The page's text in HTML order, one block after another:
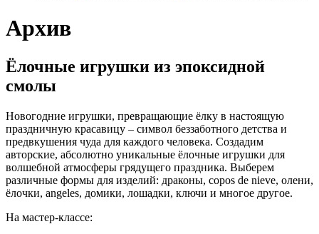
Архив
Ёлочные игрушки из эпоксидной
смолы
Новогодние игрушки, превращающие ёлку в настоящую
праздничную красавицу – символ беззаботного детства и
предвкушения чуда для каждого человека. Создадим
авторские, абсолютно уникальные ёлочные игрушки для
волшебной атмосферы грядущего праздника. Выберем
различные формы для изделий: драконы, copos de nieve, олени,
ёлочки, angeles, домики, лошадки, ключи и многое другое.
На мастер-классе: